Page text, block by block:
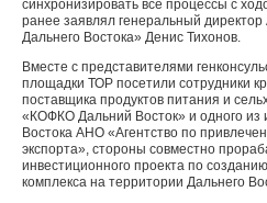
синхронизировать все процессы с
ранее заявлял генеральный
Дальнего Востока» Денис Тихонов.
Вместе с представителями
площадки ТОР посетили сотрудники
поставщика продуктов питания и
«КОФКО Дальний Восток» и одного из
Востока АНО «Агентство по
экспорта», стороны совместно
инвестиционного проекта по созданию
комплекса на территории Дальнего